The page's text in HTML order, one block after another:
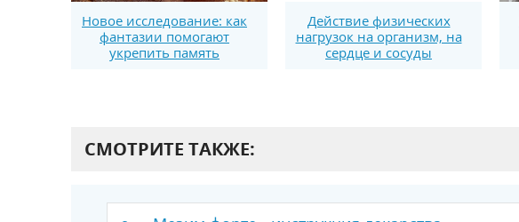
Новое исследование: как
фантазии помогают
укрепить память
Действие физических
нагрузок на организм, на
сердце и сосуды
СМОТРИТЕ ТАКЖЕ: